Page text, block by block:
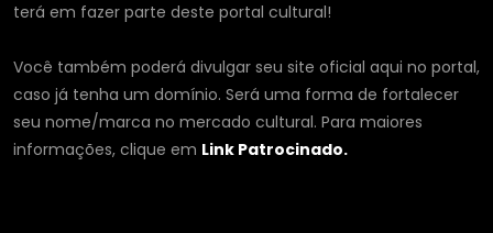
terá em fazer parte deste portal cultural!
Você também poderá divulgar seu site oficial aqui no portal,
caso já tenha um domínio. Será uma forma de fortalecer
seu nome/marca no mercado cultural. Para maiores
informações, clique em Link Patrocinado.